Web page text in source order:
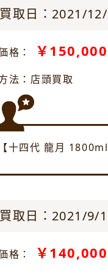
取日：2021/
格： ￥150,000
法：店頭買取
【十四代 龍月
取日：2021/9/
格： ￥140,000